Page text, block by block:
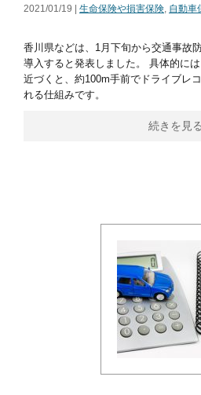
2021/01/19 | 生命保険や損害保険, 自動車
香川県などは、1月下旬から交通事故
導入すると発表しました。 具体的に
近づくと、約100m手前でドライブレ
れる仕組みです。
続きを見る